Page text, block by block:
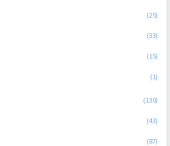
(25)
(33)
(15)
(1)
(130)
(43)
(87)